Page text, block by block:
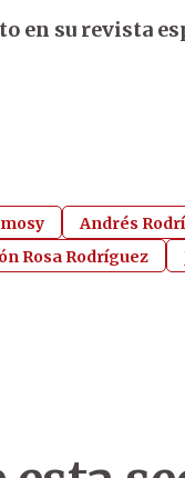
en su revista
Andrés
Rosa Rodríguez